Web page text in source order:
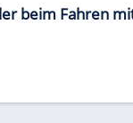
beim Fahren